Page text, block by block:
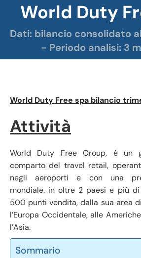
World Duty
Dati: bilancio consolidato
- Periodo analisi: 3
Tu sei qui:
World Duty Free spa bilancio
Attività
World Duty Free Group, è un
comparto del travel retail,
negli aeroporti e con una
mondiale. in oltre 2 paesi e più
500 punti vendita, dalla sua area
l’Europa Occidentale, alle
l’Asia.
Sommario